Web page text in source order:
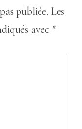
publiée. Les
avec *